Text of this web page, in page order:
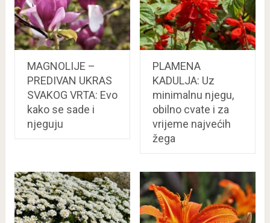
MAGNOLIJE –
PREDIVAN UKRAS
SVAKOG VRTA: Evo
kako se sade i
njeguju
PLAMENA
KADULJA: Uz
minimalnu njegu,
obilno cvate i za
vrijeme najvećih
žega